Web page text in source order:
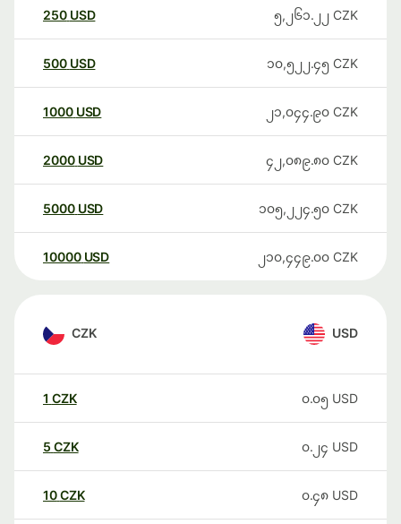
250 USD ၅,၂၆၁.၂၂ CZK
500 USD ၁၀,၅၂၂.၄၅ CZK
1000 USD ၂၁,၀၄၄.၉၀ CZK
2000 USD ၄၂,၀၈၉.၈၀ CZK
5000 USD ၁၀၅,၂၂၄.၅၀ CZK
10000 USD ၂၁၀,၄၄၉.၀၀ CZK
CZK USD
1 CZK ၀.၀၅ USD
5 CZK ၀.၂၄ USD
10CZK ၀.၄၈ USD